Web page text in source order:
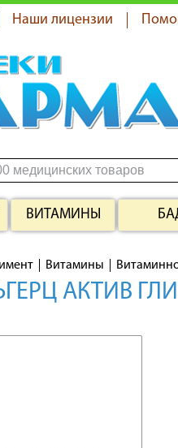
Наши лицензии
ВИТАМИНЫ
Витамины
АКТИВ